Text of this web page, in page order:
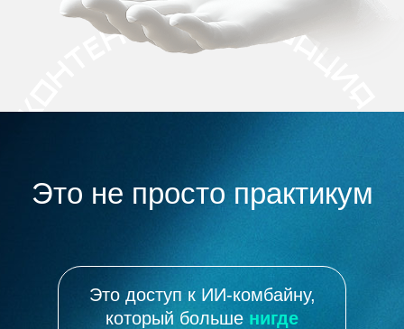
Это не просто практикум
Это доступ к ИИ-комбайну,
который больше нигде